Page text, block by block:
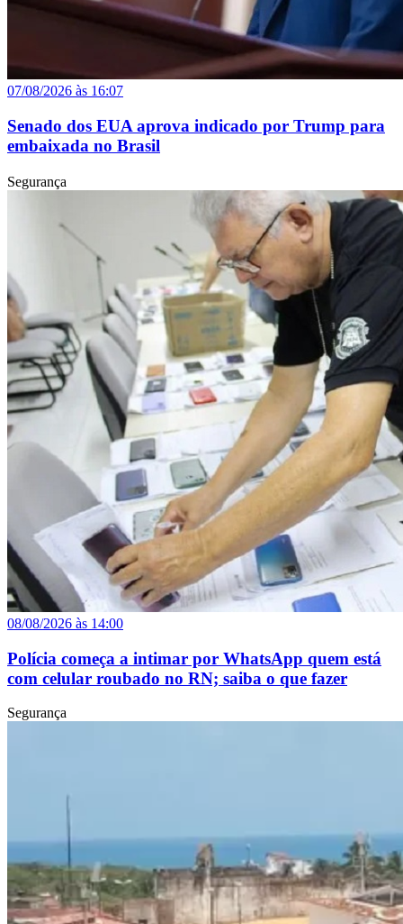
07/08/2026 às 16:07
Senado dos EUA aprova indicado por Trump para
embaixada no Brasil
Segurança
08/08/2026 às 14:00
Polícia começa a intimar por WhatsApp quem está
com celular roubado no RN; saiba o que fazer
Segurança